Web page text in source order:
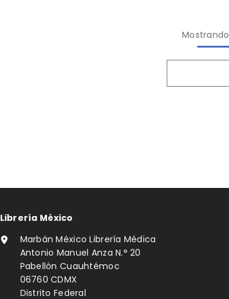
Mostrando
Librería México
Marbán México Librería Médica
Antonio Manuel Anza N.° 20
Pabellón Cuauhtémoc
06760 CDMX
Distrito Federal